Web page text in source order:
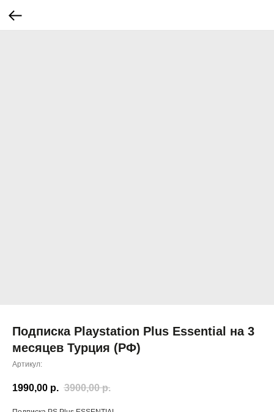
Подписка Playstation Plus Essential на 3
месяцев Турция (РФ)
Артикул:
1990,00 р. 3900,00 р.